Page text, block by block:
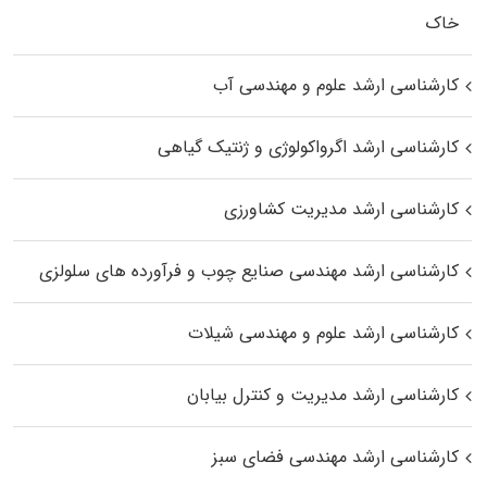
خاک
کارشناسی ارشد علوم و مهندسی آب
کارشناسی ارشد اگرواکولوژی و ژنتیک گیاهی
کارشناسی ارشد مدیریت کشاورزی
کارشناسی ارشد مهندسی صنایع چوب و فرآورده‌ های سلولزی
کارشناسی ارشد علوم و مهندسی شیلات
کارشناسی ارشد مدیریت و کنترل بیابان
کارشناسی ارشد مهندسی فضای سبز